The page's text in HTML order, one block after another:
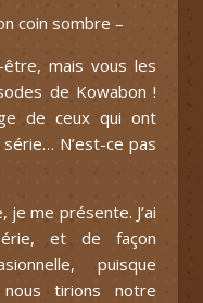
coin sombre –
mais vous les
de Kowabon !
de ceux qui ont
N’est-ce pas
me présente. J’ai
et de façon
puisque
tirions notre